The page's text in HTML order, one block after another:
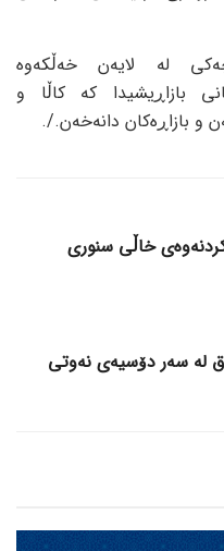
لە لایەن خەڵکەوە
بازاڕیشیدا کە کاڵا و
و بازاڕەکان دانەخەن./.
خاڵی سنوری
لە سەر دۆسیەی نەوتی